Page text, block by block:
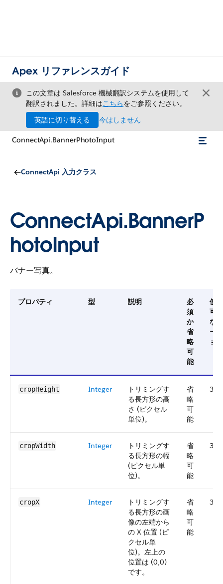
Apex リファレンスガイド
この文章は Salesforce 機械翻訳システムを使用して
翻訳されました。詳細はこちらをご参照ください。
英語に切り替える
今はしません
ConnectApi.BannerPhotoInput
ConnectApi 入力クラス
ConnectApi.BannerP
hotoInput
バナー写真。
プロパティ 型 説明
必
須
か
省
略
可
能
使用
可能
なバ
ージ
ョン
cropHeight Integer
トリミングす
る長方形の高
さ (ピクセル
単位)。
省
略
可
能
cropWidth Integer
トリミングす
る長方形の幅
(ピクセル単
位)。
省
略
可
能
cropX Integer
トリミングす
る長方形の画
像の左端から
の X 位置 (ピ
クセル単
位)。左上の
位置は (0,0)
です。
省
略
可
能